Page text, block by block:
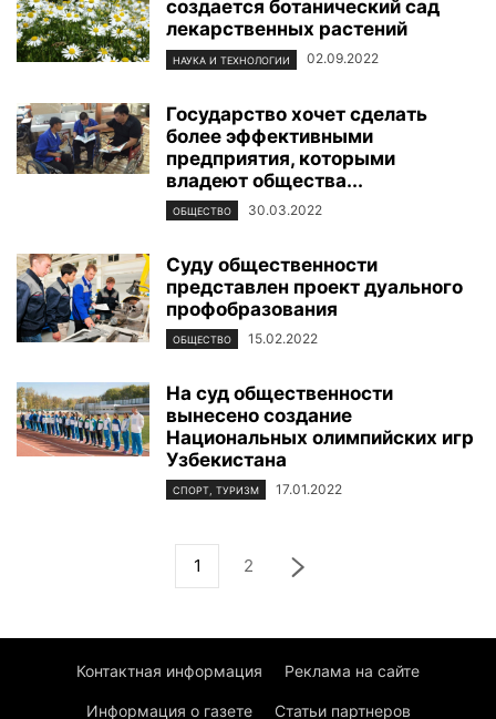
создается ботанический сад
лекарственных растений
НАУКА И ТЕХНОЛОГИИ 02.09.2022
Государство хочет сделать
более эффективными
предприятия, которыми
владеют общества...
ОБЩЕСТВО 30.03.2022
Суду общественности
представлен проект дуального
профобразования
ОБЩЕСТВО 15.02.2022
На суд общественности
вынесено создание
Национальных олимпийских игр
Узбекистана
СПОРТ, ТУРИЗМ 17.01.2022
1 2
Контактная информация Реклама на сайте
Информация о газете Статьи партнеров